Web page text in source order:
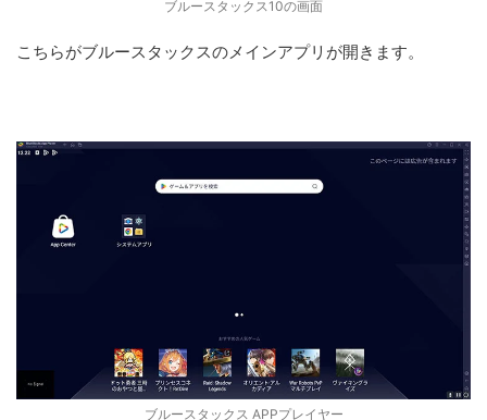
ブルースタックス10の画面
こちらがブルースタックスのメインアプリが開きます。
ブルースタックス APPプレイヤー